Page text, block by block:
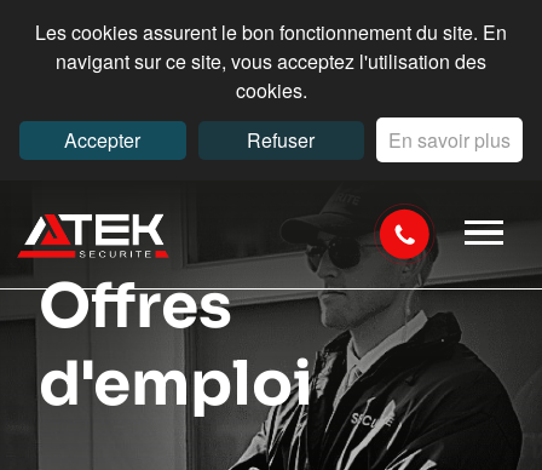
Les cookies assurent le bon fonctionnement du site. En
navigant sur ce site, vous acceptez l'utilisation des
cookies.
Accepter
Refuser En savoir plus
Offres
d'emploi